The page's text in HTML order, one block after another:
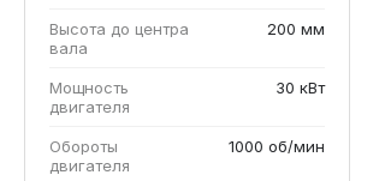
Высота до центра
вала
200 мм
Мощность
двигателя
30 кВт
Обороты
двигателя
1000 об/мин